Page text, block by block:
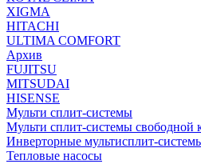
XIGMA
HITACHI
ULTIMA COMFORT
Архив
FUJITSU
MITSUDAI
HISENSE
Мульти сплит-системы
Мульти сплит-системы свободной
Инверторные мультисплит-
Тепловые насосы